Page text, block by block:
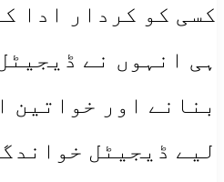
کسی کو کردار ادا
ہی انہوں نے
بنانے اور خواتین
لیے ڈیجیٹل